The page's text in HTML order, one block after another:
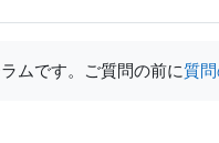
ムです。ご質問の前に質